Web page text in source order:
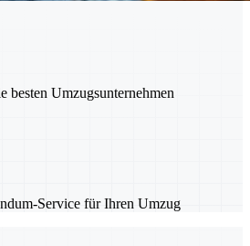
besten Umzugsunternehmen
Service für Ihren Umzug